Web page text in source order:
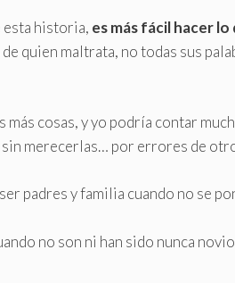
historia, es más fácil hacer
quien maltrata, no todas sus
cosas, y yo podría contar
merecerlas… por errores de
padres y familia cuando no se
no son ni han sido nunca